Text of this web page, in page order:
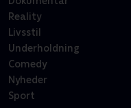
Reality
Livsstil
Underholdning
Comedy
Nyheder
Sport